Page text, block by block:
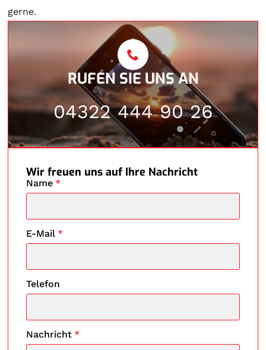
gerne.
RUFEN SIE UNS AN
04322 444 90 26
Wir freuen uns auf Ihre Nachricht
Name *
E-Mail *
Telefon
Nachricht *